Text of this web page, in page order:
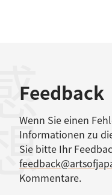
Feedback
Wenn Sie einen
Informationen zu
Sie bitte Ihr
Kommentare.